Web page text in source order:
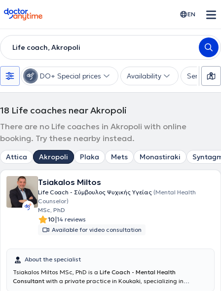
doctoranytime EN
Life coach, Akropoli
DO+ Special prices Availability Services
18 Life coaches near Akropoli
There are no Life coaches in Akropoli with online
booking. Try these nearby instead.
Attica Akropoli Plaka Mets Monastiraki
Tsiakalos Miltos
Life Coach - Σύμβουλος Ψυχικής Υγείας (Mental Health
Counselor)
MSc, PhD
10|14 reviews
Available for video consultation
About the specialist
Tsiakalos Miltos MSc, PhD is a Life Coach - Mental Health
Consultant with a private practice in Koukaki, specializing in